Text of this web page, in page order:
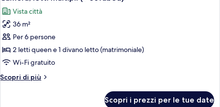
divano
letto
tutte
le
foto
per
Camera,
letti
(+
Vista città
36 m²
Per 6 persone
2 letti queen e 1 divano letto (matrimoniale)
Wi-Fi gratuito
Scopri di più
Altri
Scopri i prezzi per le tue date